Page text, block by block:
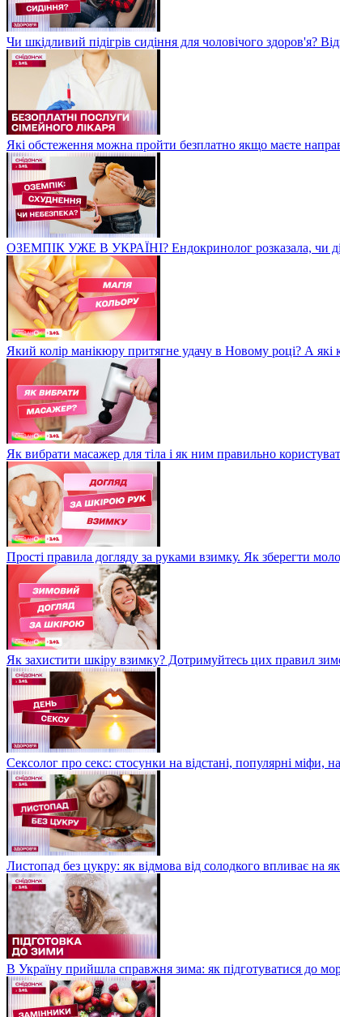
Чи шкідливий підігрів сидіння для чоловічого здоров'я?
Які обстеження можна пройти безплатно якщо маєте
ОЗЕМПІК УЖЕ В УКРАЇНІ? Ендокринолог розказала, чи
Який колір манікюру притягне удачу в Новому році? А які
Як вибрати масажер для тіла і як ним правильно
Прості правила догляду за руками взимку. Як зберегти
Як захистити шкіру взимку? Дотримуйтесь цих правил
Сексолог про секс: стосунки на відстані, популярні міфи,
Листопад без цукру: як відмова від солодкого впливає на
В Україну прийшла справжня зима: як підготуватися до